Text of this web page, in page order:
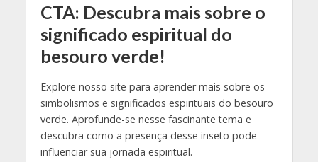
CTA: Descubra mais sobre o
significado espiritual do
besouro verde!
Explore nosso site para aprender mais sobre os
simbolismos e significados espirituais do besouro
verde. Aprofunde-se nesse fascinante tema e
descubra como a presença desse inseto pode
influenciar sua jornada espiritual.